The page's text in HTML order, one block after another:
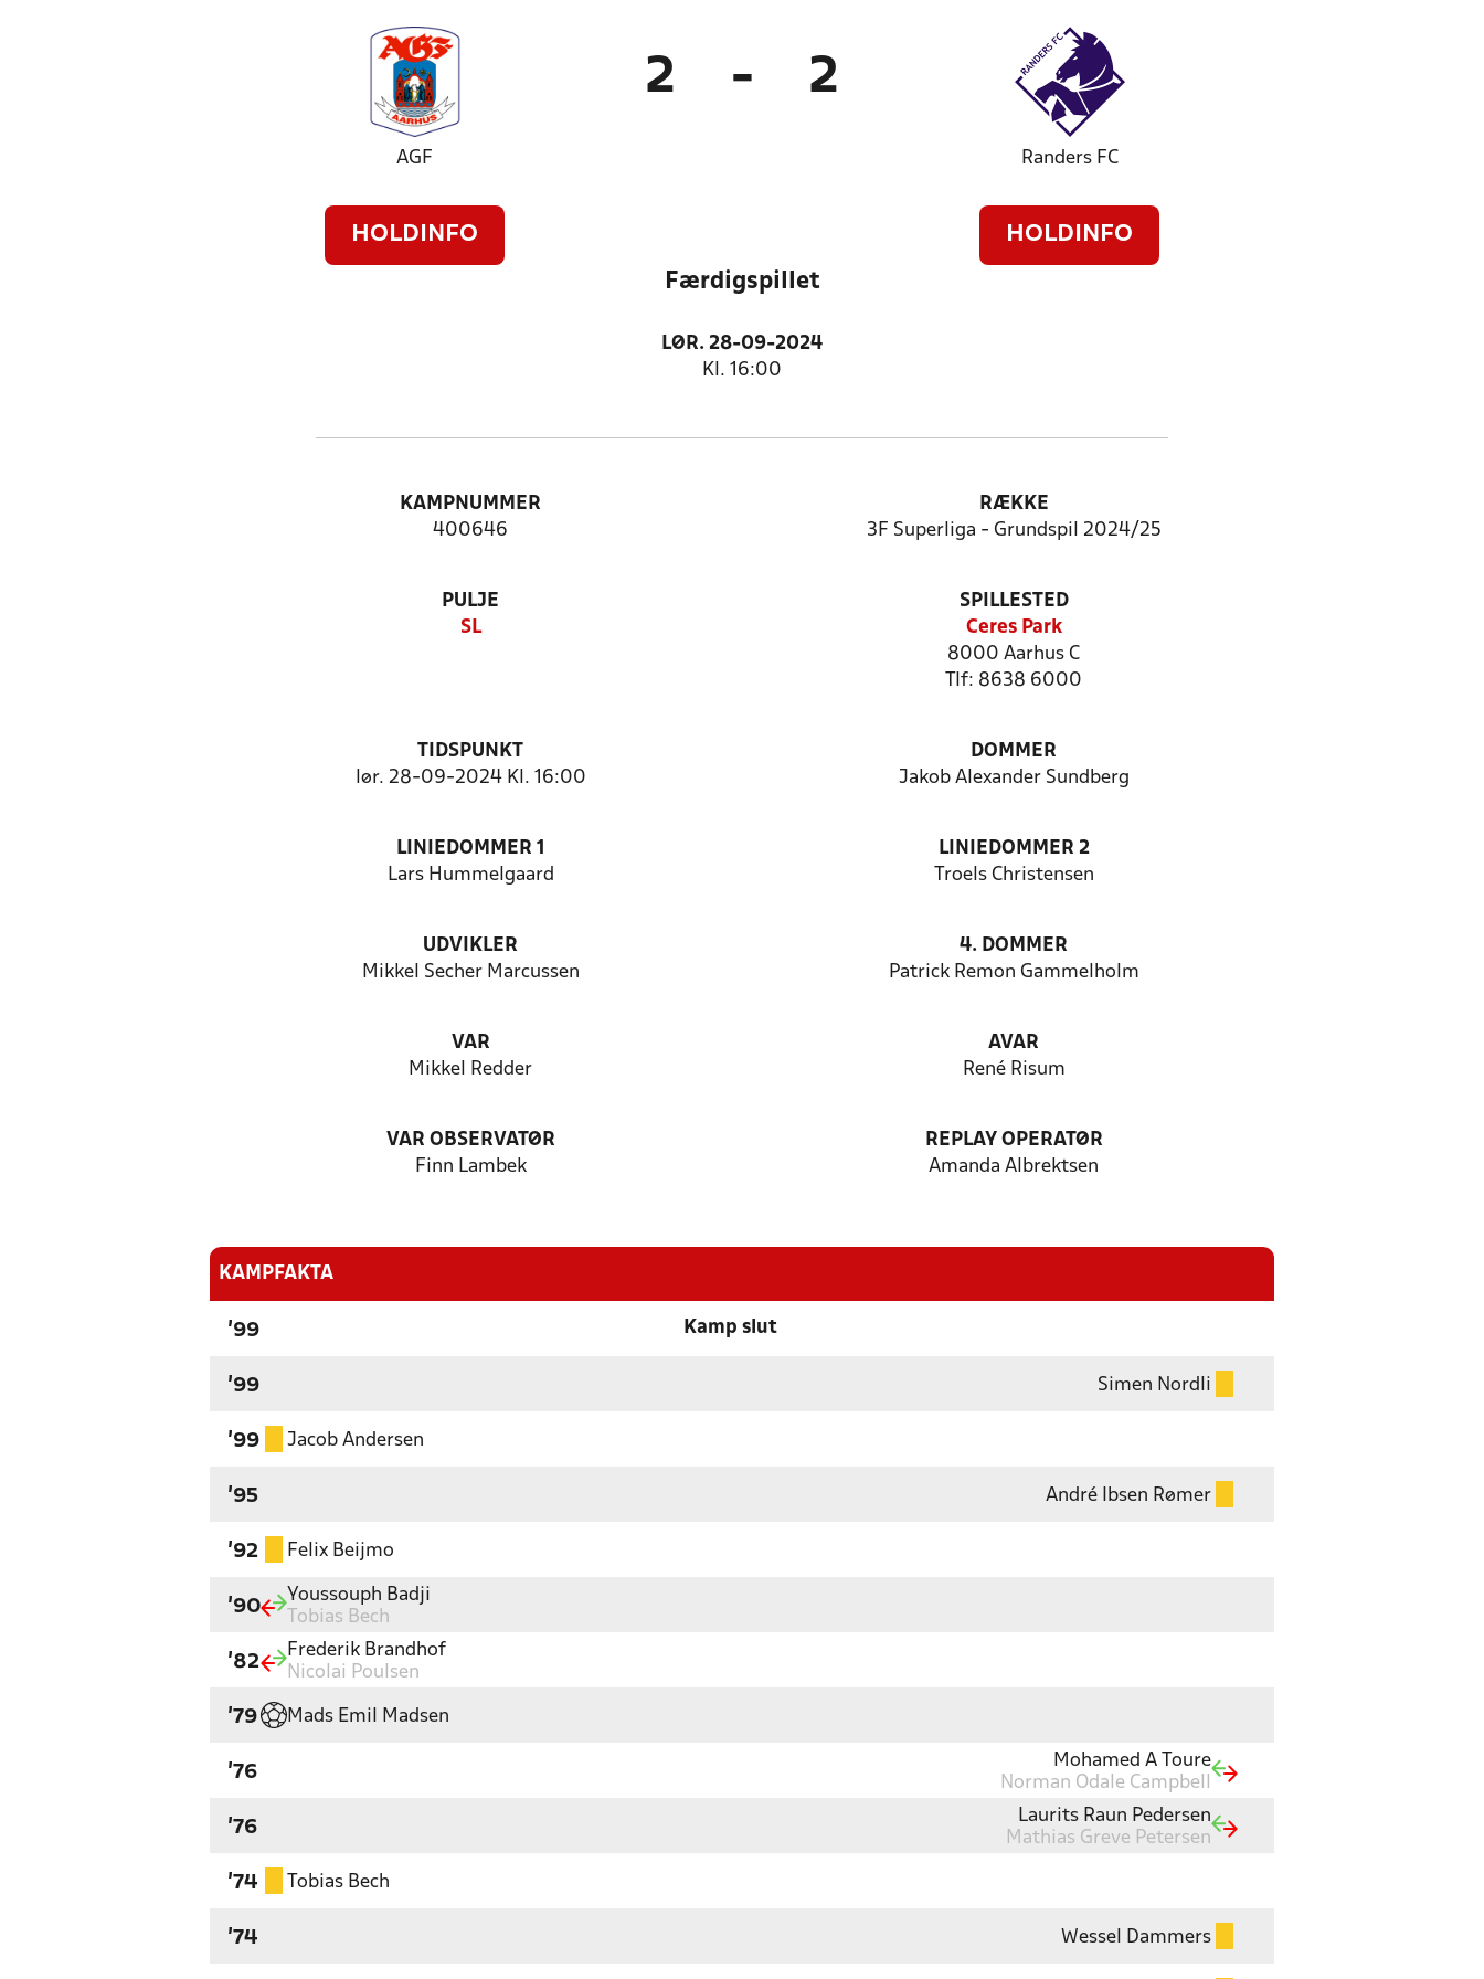
AGF
HOLDINFO
2 - 2
Randers FC
HOLDINFO
Færdigspillet
LØR. 28-09-2024
Kl. 16:00
KAMPNUMMER
400646
RÆKKE
3F Superliga - Grundspil 2024/25
PULJE
SL
SPILLESTED
Ceres Park
8000 Aarhus C
Tlf: 8638 6000
TIDSPUNKT
lør. 28-09-2024 Kl. 16:00
DOMMER
Jakob Alexander Sundberg
LINIEDOMMER 1
Lars Hummelgaard
LINIEDOMMER 2
Troels Christensen
UDVIKLER
Mikkel Secher Marcussen
4. DOMMER
Patrick Remon Gammelholm
VAR
Mikkel Redder
AVAR
René Risum
VAR OBSERVATØR
Finn Lambek
REPLAY OPERATØR
Amanda Albrektsen
KAMPFAKTA
'99 Kamp slut
'99 Simen Nordli
'99 Jacob Andersen
'95 André Ibsen Rømer
'92 Felix Beijmo
'90
Youssouph Badji
Tobias Bech
'82
Frederik Brandhof
Nicolai Poulsen
'79 Mads Emil Madsen
'76
Mohamed A Toure
Norman Odale Campbell
'76
Laurits Raun Pedersen
Mathias Greve Petersen
'74 Tobias Bech
'74 Wessel Dammers